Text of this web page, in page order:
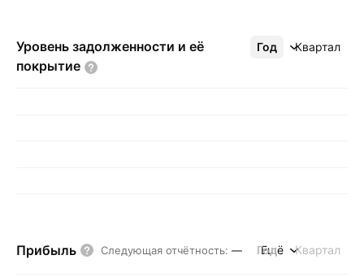
Уровень задолженности и её
покрытие
Год Квартал
Ещё
Прибыль Следующая отчётность: — Год Квартал
Ещё